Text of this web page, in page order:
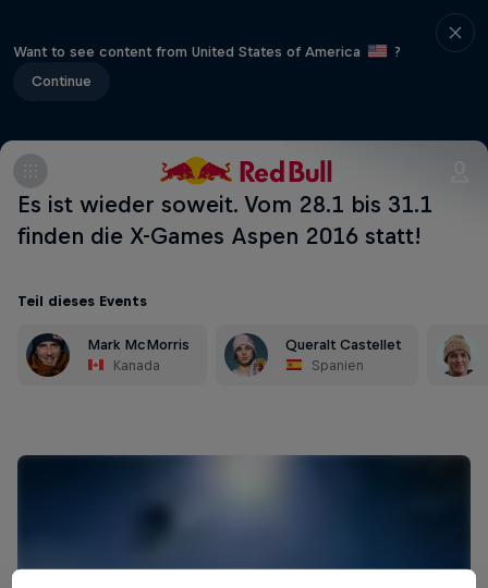
Want to see content from United States of America
?
Continue
Es ist wieder soweit. Vom 28.1 bis 31.1
finden die X-Games Aspen 2016 statt!
Teil dieses Events
Mark McMorris
Kanada
Queralt Castellet
Spanien